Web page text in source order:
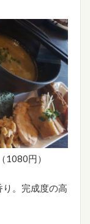
（1080円）
。完成度の高